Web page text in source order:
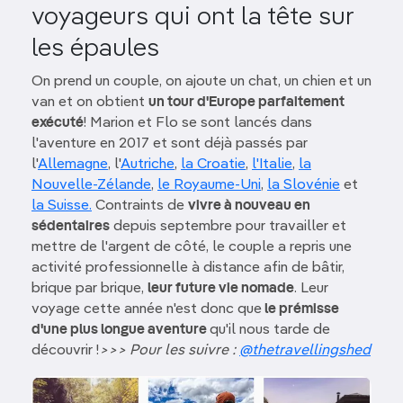
voyageurs qui ont la tête sur
les épaules
On prend un couple, on ajoute un chat, un chien et un
van et on obtient un tour d'Europe parfaitement
exécuté! Marion et Flo se sont lancés dans
l'aventure en 2017 et sont déjà passés par
l'Allemagne, l'Autriche, la Croatie, l'Italie, la
Nouvelle-Zélande, le Royaume-Uni, la Slovénie et
la Suisse. Contraints de vivre à nouveau en
sédentaires depuis septembre pour travailler et
mettre de l'argent de côté, le couple a repris une
activité professionnelle à distance afin de bâtir,
brique par brique, leur future vie nomade. Leur
voyage cette année n'est donc quele prémisse
d'une plus longue aventurequ'il nous tarde de
découvrir ! >>> Pour les suivre : @thetravellingshed
Image